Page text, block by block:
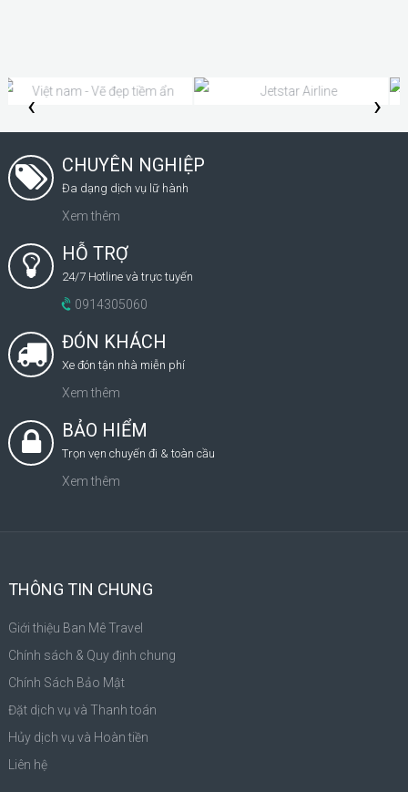
‹ ›
CHUYÊN NGHIỆP
Đa dạng dịch vụ lữ hành
Xem thêm
HỖ TRỢ
24/7 Hotline và trực tuyến
0914305060
ĐÓN KHÁCH
Xe đón tận nhà miễn phí
Xem thêm
BẢO HIỂM
Trọn vẹn chuyến đi & toàn cầu
Xem thêm
THÔNG TIN CHUNG
Giới thiệu Ban Mê Travel
Chính sách & Quy định chung
Chính Sách Bảo Mật
Đặt dịch vụ và Thanh toán
Hủy dịch vụ và Hoàn tiền
Liên hệ